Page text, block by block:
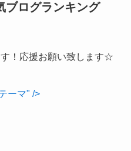
ブログランキング
！応援お願い致します☆
ーマ" />